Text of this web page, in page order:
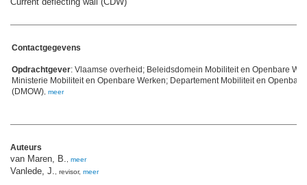
Contactgegevens
Opdrachtgever: Vlaamse overheid; Beleidsdomein Mobiliteit en Openbare
Ministerie Mobiliteit en Openbare Werken; Departement Mobiliteit en
(DMOW) meer
Auteurs
van Maren, B. meer
Vanlede, J. , revisor, meer